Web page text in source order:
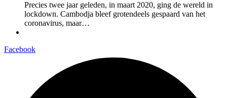
Precies twee jaar geleden, in maart 2020, ging de wereld in
lockdown. Cambodja bleef grotendeels gespaard van het
coronavirus, maar…
Facebook